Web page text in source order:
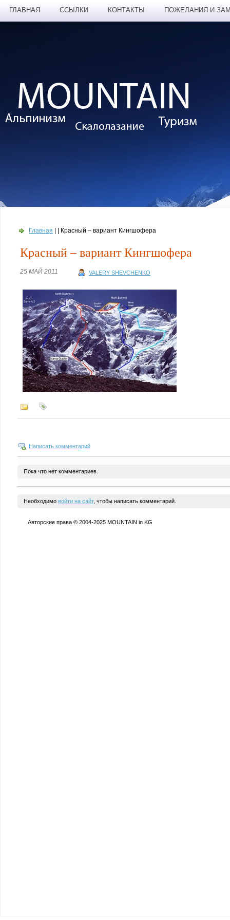
ГЛАВНАЯ ССЫЛКИ КОНТАКТЫ ПОЖЕЛАНИЯ И
Главная | | Красный – вариант Кингшофера
Красный – вариант Кингшофера
25 МАЙ 2011 VALERY SHEVCHENKO
Написать комментарий
Пока что нет комментариев.
Необходимо войти на сайт, чтобы написать комментарий.
Авторские права © 2004-2025 MOUNTAIN in KG